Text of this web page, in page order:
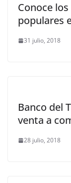
Conoce
populares
31 julio, 2018
Banco del
venta a
28 julio, 2018